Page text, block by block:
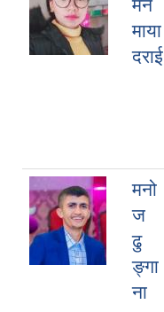
मन
माया
दराई
मनो
ज
ढु
ङ्गा
ना